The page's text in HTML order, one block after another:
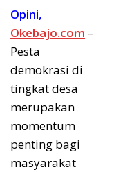
Opini,
Okebajo.com –
Pesta
demokrasi di
tingkat desa
merupakan
momentum
penting bagi
masyarakat